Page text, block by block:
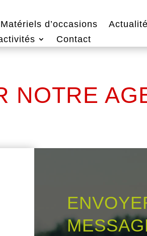
Matériels d’occasions
Contact
NOTRE